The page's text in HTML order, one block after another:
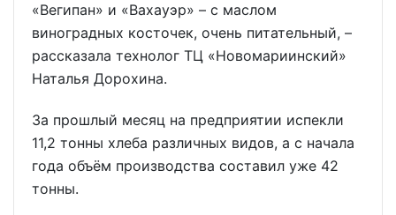
«Вегипан» и «Вахауэр» – с маслом
виноградных косточек, очень питательный, –
рассказала технолог ТЦ «Новомариинский»
Наталья Дорохина.
За прошлый месяц на предприятии испекли
11,2 тонны хлеба различных видов, а с начала
года объём производства составил уже 42
тонны.